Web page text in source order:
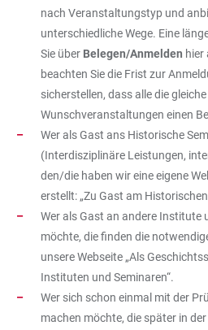
nach Veranstaltungstyp und
unterschiedliche Wege. Eine
Sie über Belegen/Anmelden hier
beachten Sie die Frist zur
sicherstellen, dass alle die
Wunschveranstaltungen einen
Wer als Gast ans Historische
(Interdisziplinäre Leistungen,
den/die haben wir eine eigene
erstellt: „Zu Gast am Historischen
Wer als Gast an andere Institute
möchte, die finden die
unsere Webseite „Als
Instituten und Seminaren“.
Wer sich schon einmal mit der
machen möchte, die später in